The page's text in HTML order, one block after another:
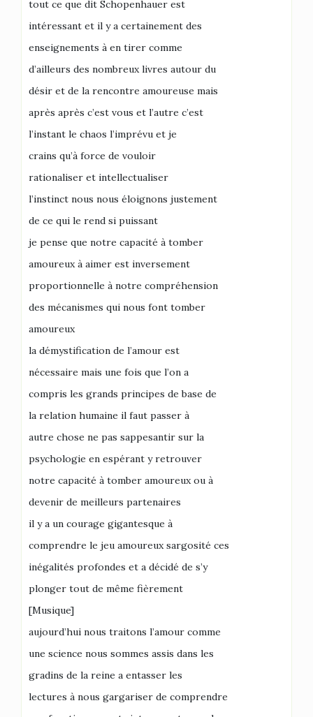
tout ce que dit Schopenhauer est
intéressant et il y a certainement des
enseignements à en tirer comme
d’ailleurs des nombreux livres autour du
désir et de la rencontre amoureuse mais
après après c’est vous et l’autre c’est
l’instant le chaos l’imprévu et je
crains qu’à force de vouloir
rationaliser et intellectualiser
l’instinct nous nous éloignons justement
de ce qui le rend si puissant
je pense que notre capacité à tomber
amoureux à aimer est inversement
proportionnelle à notre compréhension
des mécanismes qui nous font tomber
amoureux
la démystification de l’amour est
nécessaire mais une fois que l’on a
compris les grands principes de base de
la relation humaine il faut passer à
autre chose ne pas sappesantir sur la
psychologie en espérant y retrouver
notre capacité à tomber amoureux ou à
devenir de meilleurs partenaires
il y a un courage gigantesque à
comprendre le jeu amoureux sargosité ces
inégalités profondes et a décidé de s’y
plonger tout de même fièrement
[Musique]
aujourd’hui nous traitons l’amour comme
une science nous sommes assis dans les
gradins de la reine a entasser les
lectures à nous gargariser de comprendre